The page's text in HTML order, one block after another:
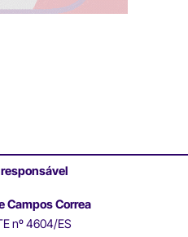
Campos Correa
nº 4604/ES